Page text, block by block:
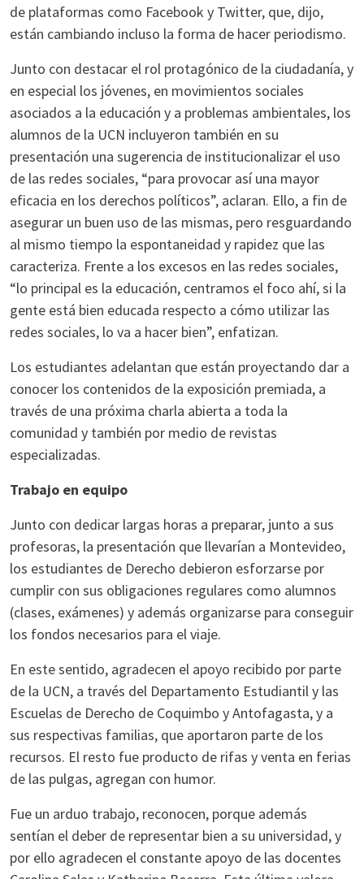
de plataformas como Facebook y Twitter, que, dijo,
están cambiando incluso la forma de hacer periodismo.
Junto con destacar el rol protagónico de la ciudadanía, y
en especial los jóvenes, en movimientos sociales
asociados a la educación y a problemas ambientales, los
alumnos de la UCN incluyeron también en su
presentación una sugerencia de institucionalizar el uso
de las redes sociales, “para provocar así una mayor
eficacia en los derechos políticos”, aclaran. Ello, a fin de
asegurar un buen uso de las mismas, pero resguardando
al mismo tiempo la espontaneidad y rapidez que las
caracteriza. Frente a los excesos en las redes sociales,
“lo principal es la educación, centramos el foco ahí, si la
gente está bien educada respecto a cómo utilizar las
redes sociales, lo va a hacer bien”, enfatizan.
Los estudiantes adelantan que están proyectando dar a
conocer los contenidos de la exposición premiada, a
través de una próxima charla abierta a toda la
comunidad y también por medio de revistas
especializadas.
Trabajo en equipo
Junto con dedicar largas horas a preparar, junto a sus
profesoras, la presentación que llevarían a Montevideo,
los estudiantes de Derecho debieron esforzarse por
cumplir con sus obligaciones regulares como alumnos
(clases, exámenes) y además organizarse para conseguir
los fondos necesarios para el viaje.
En este sentido, agradecen el apoyo recibido por parte
de la UCN, a través del Departamento Estudiantil y las
Escuelas de Derecho de Coquimbo y Antofagasta, y a
sus respectivas familias, que aportaron parte de los
recursos. El resto fue producto de rifas y venta en ferias
de las pulgas, agregan con humor.
Fue un arduo trabajo, reconocen, porque además
sentían el deber de representar bien a su universidad, y
por ello agradecen el constante apoyo de las docentes